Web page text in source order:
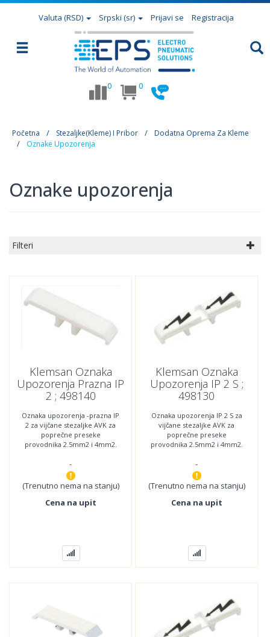
Valuta (RSD) Srpski (sr) Prijavi se Registracija
0 0
Početna Stezaljke(Kleme) I Pribor
Dodatna Oprema Za Kleme
Oznake Upozorenja
Oznake upozorenja
Filteri
Klemsan Oznaka
Upozorenja Prazna IP
2 ; 498140
Oznaka upozorenja -prazna IP
2 za vijčane stezaljke AVK za
poprečne preseke
provodnika 2.5mm2 i 4mm2.
naručivanje : 25.
-
(Trenutno nema na stanju)
Cena na upit
Klemsan Oznaka
Upozorenja IP 2 S ;
498130
Oznaka upozorenja IP 2 S za
vijčane stezaljke AVK za
poprečne preseke
provodnika 2.5mm2 i 4mm2.
naručivanje : 25.
-
(Trenutno nema na stanju)
Cena na upit